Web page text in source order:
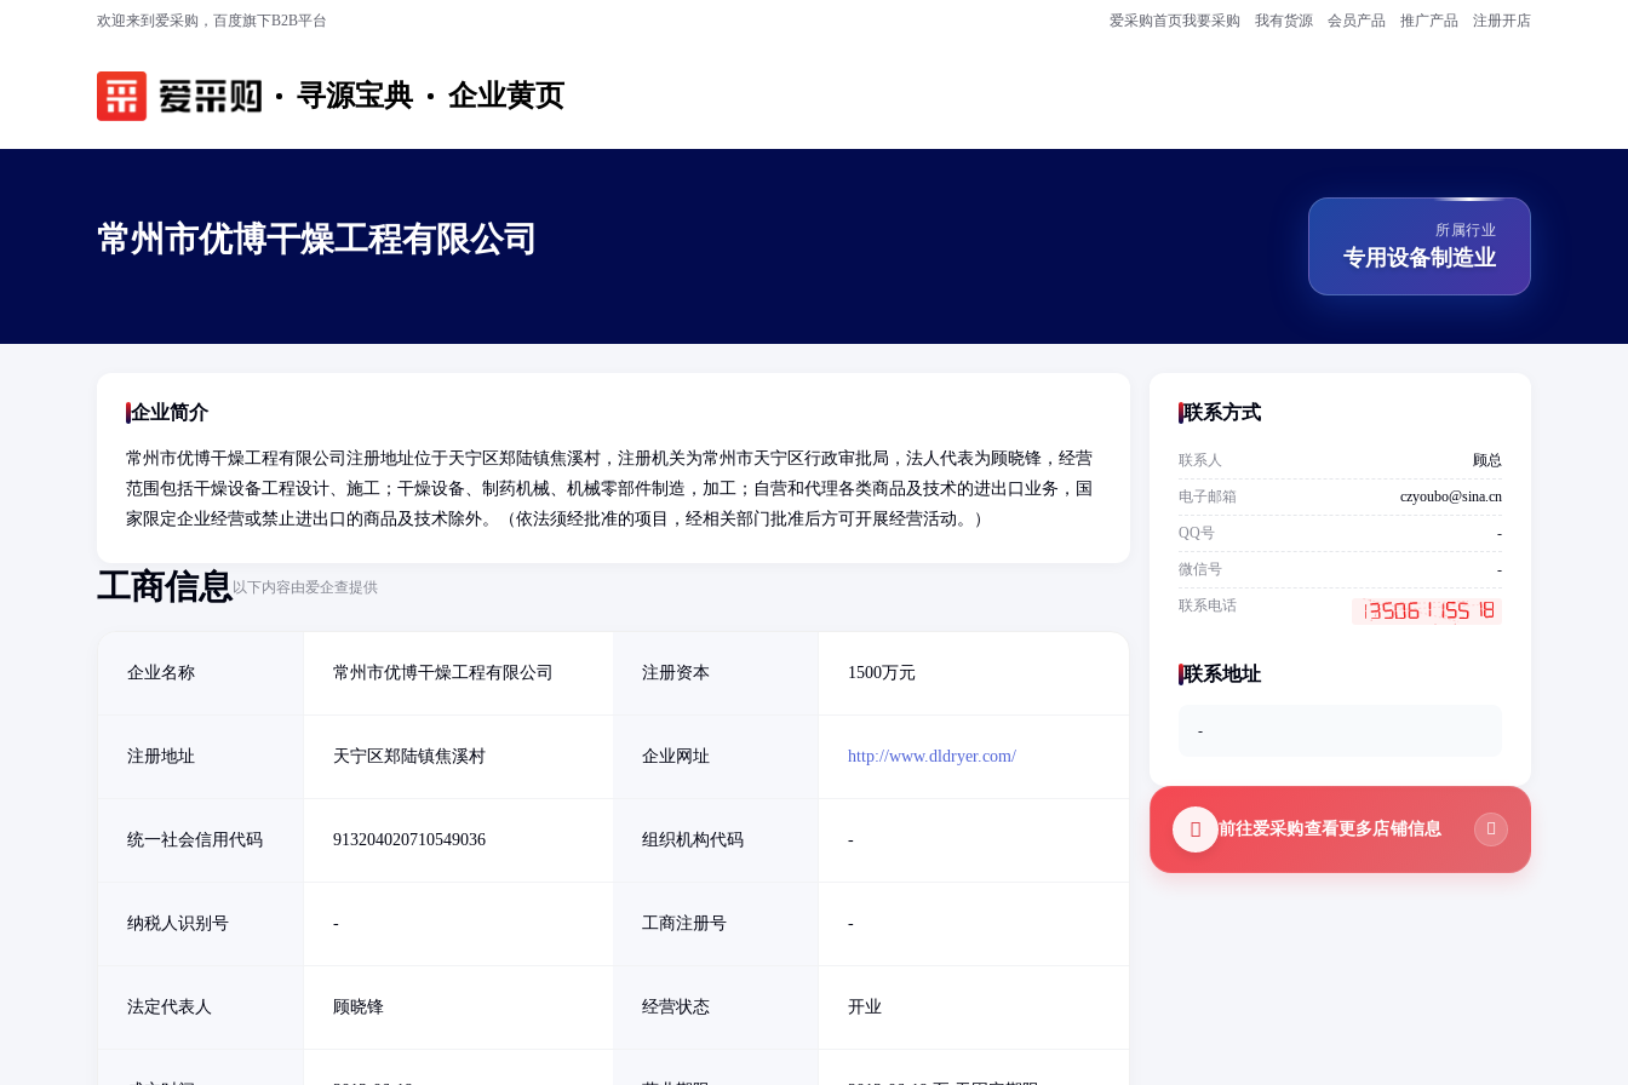
欢迎来到爱采购，百度旗下B2B平台 爱采购首页我要采购 我有货源 会员产品 推广产品 注册开店
寻源宝典 企业黄页
常州市优博干燥工程有限公司 所属行业
专用设备制造业
企业简介
常州市优博干燥工程有限公司注册地址位于天宁区郑陆镇焦溪村，注册机关为常州市天宁区行政审批局，法人代表为顾晓锋，经营
范围包括干燥设备工程设计、施工；干燥设备、制药机械、机械零部件制造，加工；自营和代理各类商品及技术的进出口业务，国
家限定企业经营或禁止进出口的商品及技术除外。（依法须经批准的项目，经相关部门批准后方可开展经营活动。）
工商信息以下内容由爱企查提供
企业名称 常州市优博干燥工程有限公司 注册资本 1500万元
注册地址 天宁区郑陆镇焦溪村 企业网址 http://www.dldryer.com/
统一社会信用代码 913204020710549036 组织机构代码 -
纳税人识别号 - 工商注册号 -
法定代表人 顾晓锋 经营状态 开业
联系方式
联系人 顾总
电子邮箱 czyoubo@sina.cn
QQ号 -
微信号 -
联系电话
联系地址
-
前往爱采购查看更多店铺信息